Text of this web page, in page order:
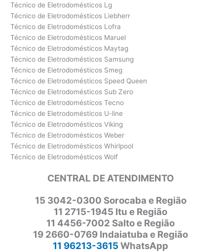
Técnico de Eletrodomésticos Lg
Técnico de Eletrodomésticos Liebherr
Técnico de Eletrodomésticos Lofra
Técnico de Eletrodomésticos Maruel
Técnico de Eletrodomésticos Maytag
Técnico de Eletrodomésticos Samsung
Técnico de Eletrodomésticos Smeg
Técnico de Eletrodomésticos Speed Queen
Técnico de Eletrodomésticos Sub Zero
Técnico de Eletrodomésticos Tecno
Técnico de Eletrodomésticos U-line
Técnico de Eletrodomésticos Viking
Técnico de Eletrodomésticos Weber
Técnico de Eletrodomésticos Whirlpool
Técnico de Eletrodomésticos Wolf
CENTRAL DE ATENDIMENTO
15 3042-0300 Sorocaba e Região
11 2715-1945 Itu e Região
11 4456-7002 Salto e Região
19 2660-0769 Indaiatuba e Região
11 96213-3615 WhatsApp